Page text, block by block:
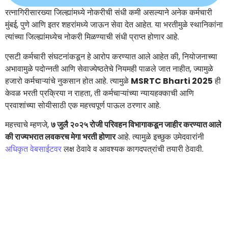
रत्नागिरीसारख्या जिल्ह्यांमध्ये नोकरीची संधी कमी असल्याने अनेक कर्मचारी
मुंबई, पुणे आणि इतर शहरांमध्ये जाऊन सेवा देत आहेत. या भरतीमुळे स्थानिकांना
त्यांच्या जिल्ह्यांमध्येच नोकरी मिळण्याची संधी प्राप्त होणार आहे.
एसटी कर्मचारी संघटनांकडून हे आरोप करण्यात आले आहेत की, नियोजनाच्या
अभावामुळे पदोन्नती आणि सेवाज्येष्ठतेचे नियमही पाळले जात नाहीत, ज्यामुळे
हजारो कर्मचाऱ्यांचे नुकसान होत आहे. त्यामुळे MSRTC Bharti 2025ही
केवळ भरती प्रक्रिया न राहता, ती कर्मचाऱ्यांच्या न्यायहक्काची आणि
प्रवाशांच्या सोयीसाठी एक महत्त्वपूर्ण पाऊल ठरणार आहे.
महत्त्वाचे म्हणजे,७ जुलै २०२५ रोजी परिवहन विभागाकडून जाहीर करण्यात आले
की राज्यभरात लवकरच मेगा भरती होणारआहे. त्यामुळे इच्छुक उमेदवारांनी
अधिकृत वेबसाईटवरलक्ष ठेवावे व आवश्यक कागदपत्रांची तयारी ठेवावी.